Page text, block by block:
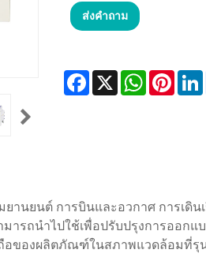
ส่งคำถาม
Facebook
X WhatsApp
านยนต์ การบินและอวกาศ การเดิ
ารถนำไปใช้เพื่อปรับปรุงการออก
ของผลิตภัณฑ์ในสภาพแวดล้อมที่รุ